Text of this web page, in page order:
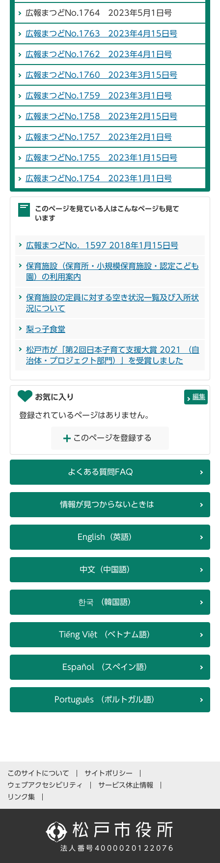
広報まつどNo.1764 2023年5月1日号
広報まつどNo.1763 2023年4月15日号
広報まつどNo.1762 2023年4月1日号
広報まつどNo.1760 2023年3月15日号
広報まつどNo.1759 2023年3月1日号
広報まつどNo.1758 2023年2月15日号
広報まつどNo.1757 2023年2月1日号
広報まつどNo.1755 2023年1月15日号
広報まつどNo.1754 2023年1月1日号
このページを見ている人はこんなページも見て
います
広報まつどNo．1597 2018年1月15日号
保育施設（保育所・小規模保育施設・認定こども
園）の利用案内
保育施設の定員に対する空き状況一覧及び入所状
況について
梨っ子食堂
松戸市が「第2回日本子育て支援大賞 2021 （自
治体・プロジェクト部門）」を受賞しました
お気に入り 編集
登録されているページはありません。
このページを登録する
よくある質問FAQ
情報が見つからないときは
English（英語）
中文（中国語）
한국 （韓国語）
Tiếng Việt （ベトナム語）
Español （スペイン語）
Português （ポルトガル語）
このサイトについて
サイトポリシー
ウェブアクセシビリティ
サービス休止情報
リンク集
法人番号4000020122076